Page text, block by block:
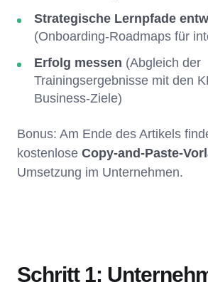
Strategische Lernpfade
(Onboarding-Roadmaps für
Erfolg messen (Abgleich der
Trainingsergebnisse mit den
Business-Ziele)
Bonus: Am Ende des Artikels
kostenlose Copy-and-Paste-
Umsetzung im Unternehmen.
Schritt 1: